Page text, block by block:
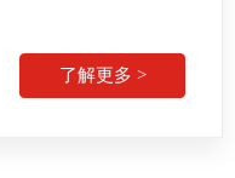
了解更多 >